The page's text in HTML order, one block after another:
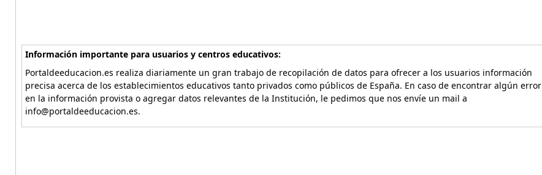
Información importante para usuarios y centros educativos:
Portaldeeducacion.es realiza diariamente un gran trabajo de recopilación de datos para ofrecer a los usuarios información
precisa acerca de los establecimientos educativos tanto privados como públicos de España. En caso de encontrar algún error
en la información provista o agregar datos relevantes de la Institución, le pedimos que nos envíe un mail a
info@portaldeeducacion.es.